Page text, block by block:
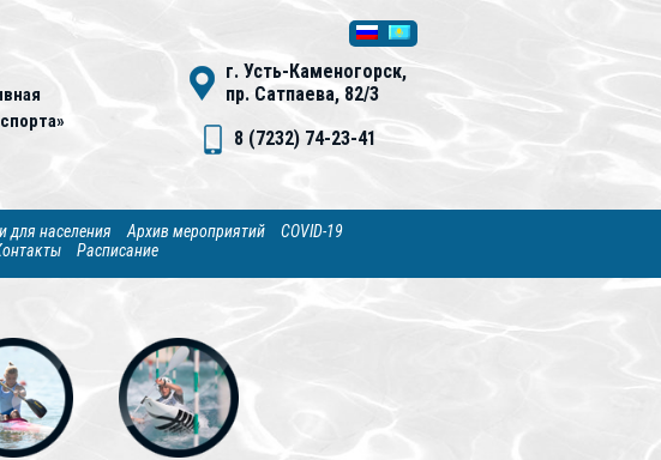
г. Усть-Каменогорск,
пр. Сатпаева, 82/3
8 (7232) 74-23-41
для населения Архив мероприятий
COVID-19
Расписание